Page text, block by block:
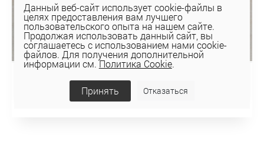
ШОРТЫ 3К-12356-1
110,19 руб 157,41 руб
Данный веб-сайт использует cookie-файлы в
целях предоставления вам лучшего
пользовательского опыта на нашем сайте.
Продолжая использовать данный сайт, вы
соглашаетесь с использованием нами cookie-
файлов. Для получения дополнительной
информации см.Политика Cookie.
Принять Отказаться